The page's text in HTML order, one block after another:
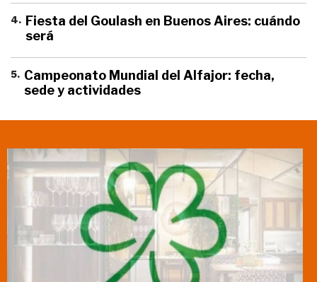
4. Fiesta del Goulash en Buenos Aires: cuándo
será
5. Campeonato Mundial del Alfajor: fecha,
sede y actividades